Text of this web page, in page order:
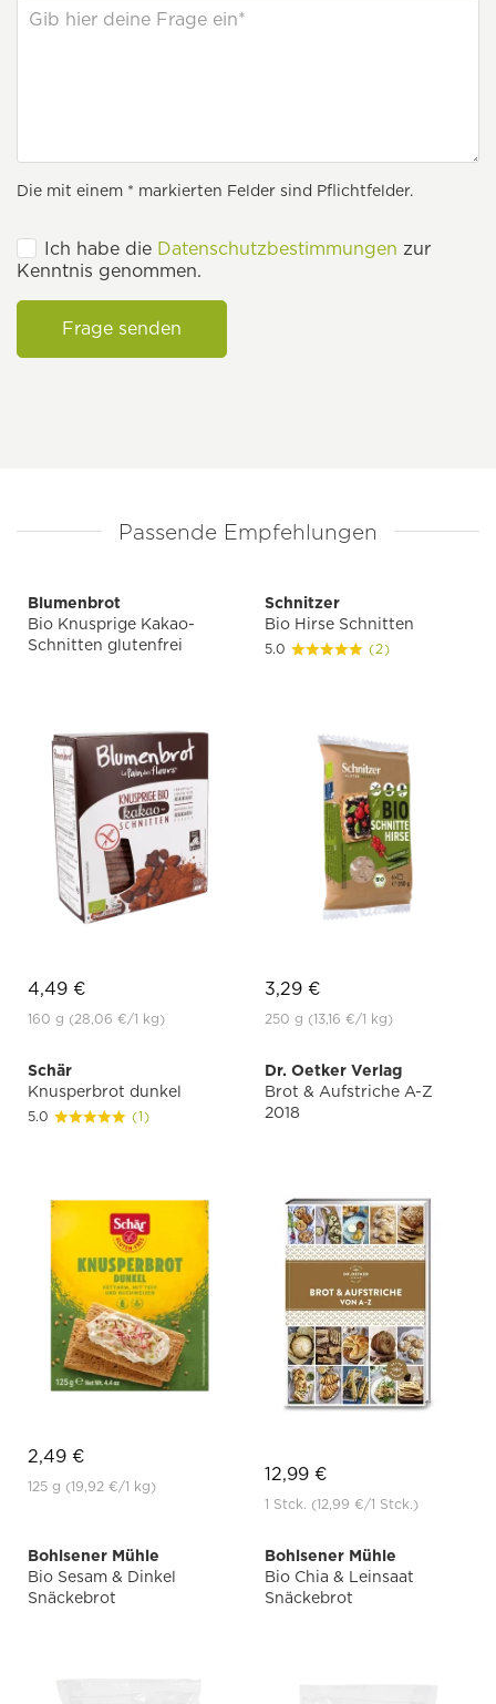
Die mit einem * markierten Felder sind Pflichtfelder.
Ich habe die Datenschutzbestimmungen zur
Kenntnis genommen.
Frage senden
Passende Empfehlungen
Blumenbrot
Bio Knusprige Kakao-
Schnitten glutenfrei
4,49 €
160 g (28,06 €/1 kg)
Schnitzer
Bio Hirse Schnitten
5.0 (2)
3,29 €
250 g (13,16 €/1 kg)
Schär
Knusperbrot dunkel
5.0 (1)
2,49 €
125 g (19,92 €/1 kg)
Dr. Oetker Verlag
Brot & Aufstriche A-Z
2018
12,99 €
1 Stck. (12,99 €/1 Stck.)
Bohlsener Mühle
Bio Sesam & Dinkel
Snäckebrot
Bohlsener Mühle
Bio Chia & Leinsaat
Snäckebrot